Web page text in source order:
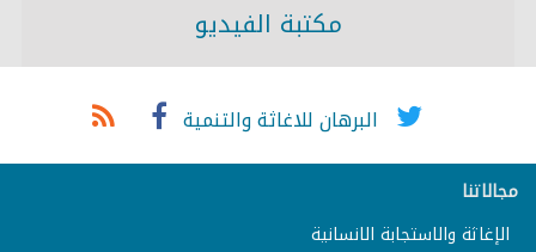
مكتبة الفيديو
البرهان للاغاثة والتنمية
مجالاتنا
الإغاثة والاستجابة الانسانية